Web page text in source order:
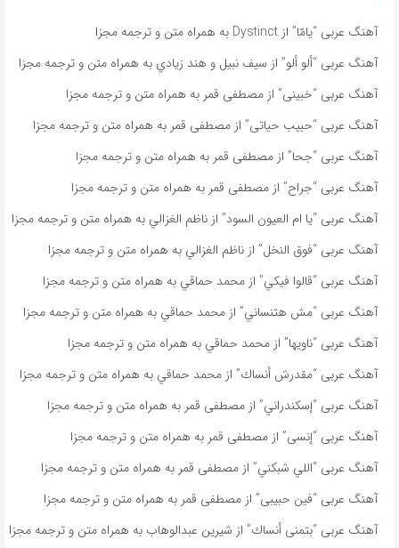
آهنگ عربی “يامّا” از Dystinct به همراه متن و ترجمه مجزا
آهنگ عربی “ألو ألو” از سيف نبيل و هند زيادي به همراه متن و ترجمه مجزا
آهنگ عربی “خبينى” از مصطفى قمر به همراه متن و ترجمه مجزا
آهنگ عربی “حبيب حياتى” از مصطفى قمر به همراه متن و ترجمه مجزا
آهنگ عربی “جحا” از مصطفى قمر به همراه متن و ترجمه مجزا
آهنگ عربی “جراح” از مصطفى قمر به همراه متن و ترجمه مجزا
آهنگ عربی “يا ام العيون السود” از ناظم الغزالي به همراه متن و ترجمه مجزا
آهنگ عربی “فوق النخل” از ناظم الغزالي به همراه متن و ترجمه مجزا
آهنگ عربی “قالوا فيكي” از محمد حماقي به همراه متن و ترجمه مجزا
آهنگ عربی “مش هتنساني” از محمد حماقي به همراه متن و ترجمه مجزا
آهنگ عربی “ناویها” از محمد حماقي به همراه متن و ترجمه مجزا
آهنگ عربی “مقدرش أنساك” از محمد حماقي به همراه متن و ترجمه مجزا
آهنگ عربی “إسكندراني” از مصطفى قمر به همراه متن و ترجمه مجزا
آهنگ عربی “إنسى” از مصطفى قمر به همراه متن و ترجمه مجزا
آهنگ عربی “اللي شبكني” از مصطفى قمر به همراه متن و ترجمه مجزا
آهنگ عربی “فين حبيبى” از مصطفى قمر به همراه متن و ترجمه مجزا
آهنگ عربی “بتمنى أنساك” از شیرین عبدالوهاب به همراه متن و ترجمه مجزا